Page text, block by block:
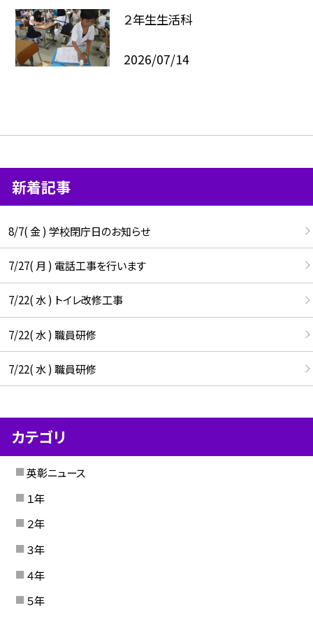
２年生生活科
2026/07/14
新着記事
8/7( 金 ) 学校閉庁日のお知らせ
7/27( 月 ) 電話工事を行います
7/22( 水 ) トイレ改修工事
7/22( 水 ) 職員研修
7/22( 水 ) 職員研修
カテゴリ
英彰ニュース
１年
２年
３年
４年
５年